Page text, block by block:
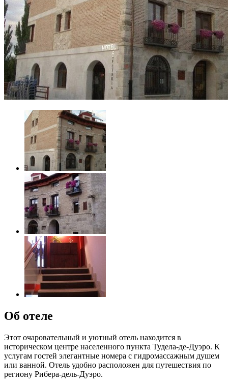
Об отеле
Этот очаровательный и уютный отель находится в
историческом центре населенного пункта Тудела-де-Дуэро. К
услугам гостей элегантные номера с гидромассажным душем
или ванной. Отель удобно расположен для путешествия по
региону Рибера-дель-Дуэро.